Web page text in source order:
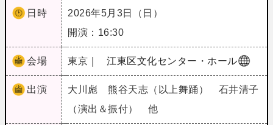
日時
2026年5月3日（日）
開演：16:30
会場 東京｜ 江東区文化センター・ホール
出演
大川彪 熊谷天志（以上舞踊） 石井清子
（演出＆振付） 他